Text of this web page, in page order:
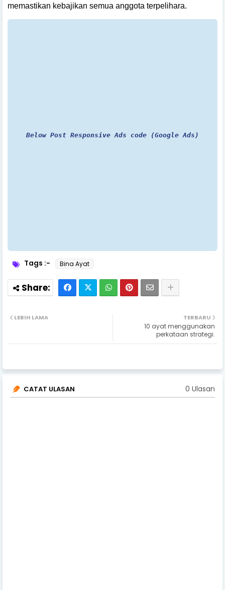
memastikan kebajikan semua anggota terpelihara.
Below Post Responsive Ads code (Google Ads)
Tags :- Bina Ayat
TERBARU
10 ayat menggunakan
perkataan strategi.
LEBIH LAMA
CATAT ULASAN 0 Ulasan